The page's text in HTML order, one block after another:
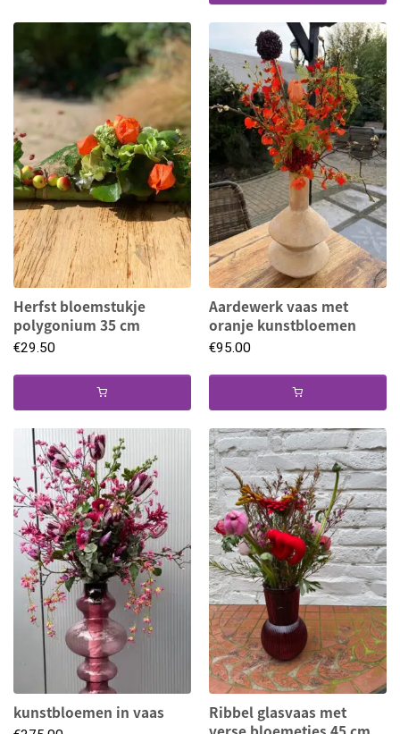
Herfst bloemstukje
polygonium 35 cm
€29.50
Aardewerk vaas met
oranje kunstbloemen
€95.00
kunstbloemen in vaas
Ribbel glasvaas met